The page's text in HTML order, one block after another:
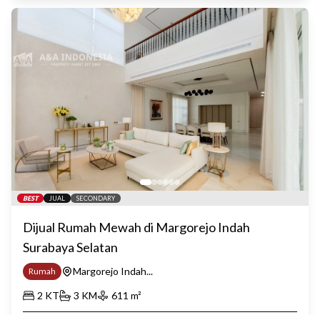
BEST JUAL SECONDARY
Dijual Rumah Mewah di Margorejo Indah
Surabaya Selatan
Rumah
Margorejo Indah...
2 KT 3 KM 611 m²